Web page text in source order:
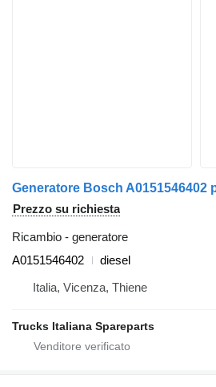
Prezzo su richiesta
Ricambio - generatore
A0151546402
diesel
Italia, Vicenza, Thiene
Trucks Italiana Spareparts